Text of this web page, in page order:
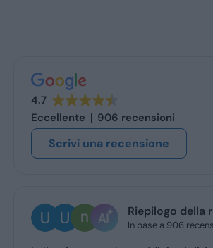
4.7
Eccellente
906 recensioni
Scrivi una recensione
Riepilogo della
In base a 906 recensioni